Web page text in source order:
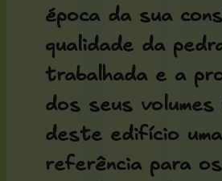
época da sua
qualidade da
trabalhada e a
dos seus volumes
deste edifício
referência para os